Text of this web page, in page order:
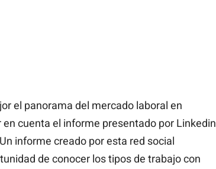
el panorama del mercado laboral en
cuenta el informe presentado por Linkedin
informe creado por esta red social
de conocer los tipos de trabajo con